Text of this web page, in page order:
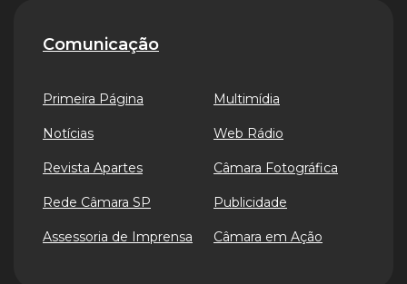
Comunicação
Primeira Página
Notícias
Revista Apartes
Rede Câmara SP
Assessoria de Imprensa
Multimídia
Web Rádio
Câmara Fotográfica
Publicidade
Câmara em Ação